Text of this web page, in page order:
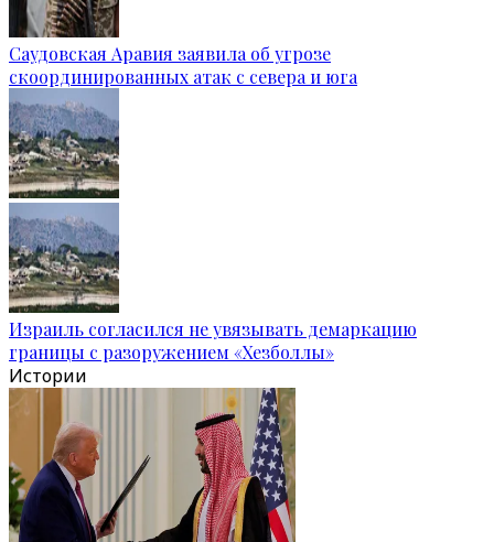
Саудовская Аравия заявила об угрозе
скоординированных атак с севера и юга
Израиль согласился не увязывать демаркацию
границы с разоружением «Хезболлы»
Истории